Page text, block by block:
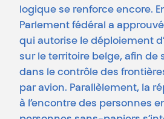
logique se renforce encore.
Parlement fédéral a approuvé
qui autorise le déploiement
sur le territoire belge, afin de
dans le contrôle des
par avion. Parallèlement, la
à l’encontre des personnes